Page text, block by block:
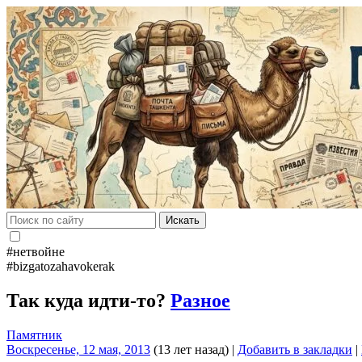
Искать
#нетвойне
#bizgatozahavokerak
Так куда идти-то? Разное
Памятник
Воскресенье, 12 мая, 2013 (13 лет назад) | Добавить в закладки |